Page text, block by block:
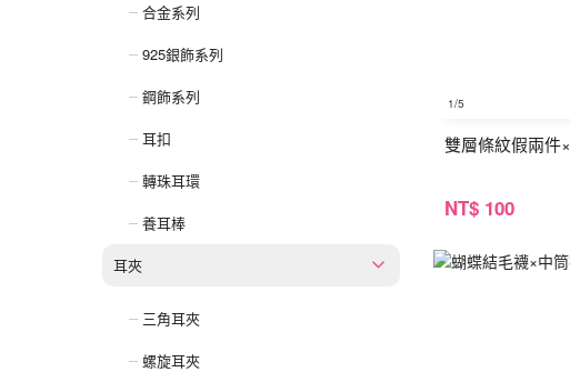
合金系列
925銀飾系列
鋼飾系列
耳扣
轉珠耳環
養耳棒
耳夾
三角耳夾
螺旋耳夾
1/5
雙層條紋假兩件
NT$ 100